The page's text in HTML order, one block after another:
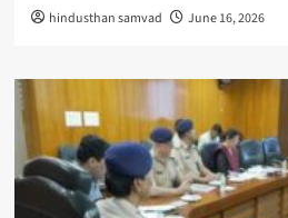
hindusthan samvad June 16, 2026